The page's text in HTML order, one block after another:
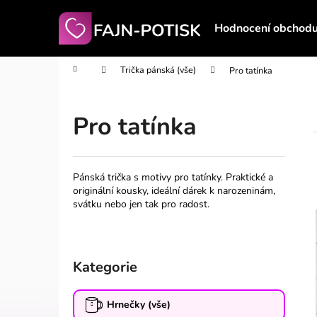
Hodnocení
Domů Trička pánská (vše) Pro tatínka
Pro tatínka
Pánská trička s motivy pro tatínky. Praktické a
originální kousky, ideální dárek k narozeninám,
svátku nebo jen tak pro radost.
Přeskočit
kategorie
Kategorie
Hrnečky (vše)
í
Zpět
do
Zpět
do